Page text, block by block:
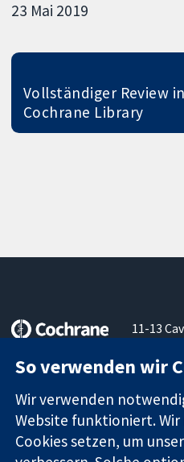
23 Mai 2019
Vollständiger Review
Cochrane Library
Zuverlässige
Evidenz
Informierte
Entscheidungen
Bessere
Gesundheit
11-13
London
So verwenden wir
Wir verwenden
Website funktioniert.
Cookies setzen, um